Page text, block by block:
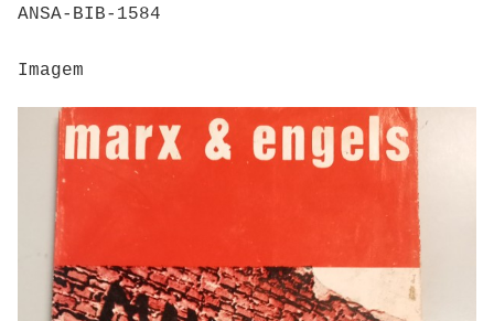
ANSA-BIB-1584
Imagem